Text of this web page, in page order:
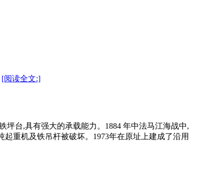
[阅读全文:]
坪台,具有强大的承载能力。1884 年中法马江海战中,
重机及铁吊杆被破坏。1973年在原址上建成了沿用